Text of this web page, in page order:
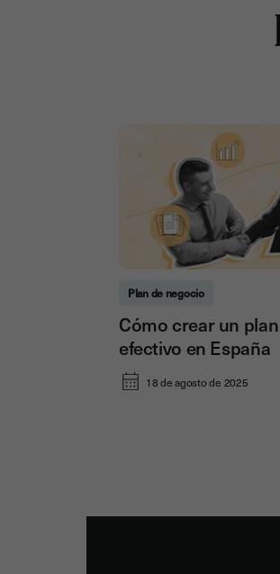
Plan de negocio
Cómo crear un
efectivo en España
18 de agosto de 2025